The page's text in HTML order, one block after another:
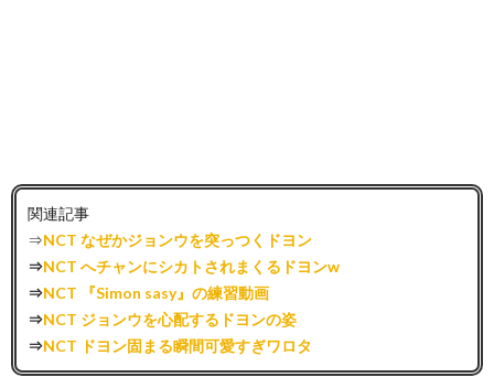
関連記事
⇒NCT なぜかジョンウを突っつくドヨン
⇒NCT へチャンにシカトされまくるドヨンw
⇒NCT 『Simon sasy』の練習動画
⇒NCT ジョンウを心配するドヨンの姿
⇒NCT ドヨン固まる瞬間可愛すぎワロタ